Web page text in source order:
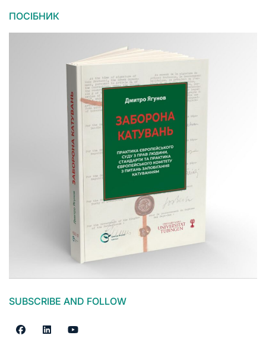
ПОСІБНИК
SUBSCRIBE AND FOLLOW